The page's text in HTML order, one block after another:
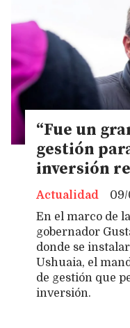
“Fue un
gestión
inversión
Actualidad
En el marco de
gobernador
donde se
Ushuaia, el
de gestión que
inversión.